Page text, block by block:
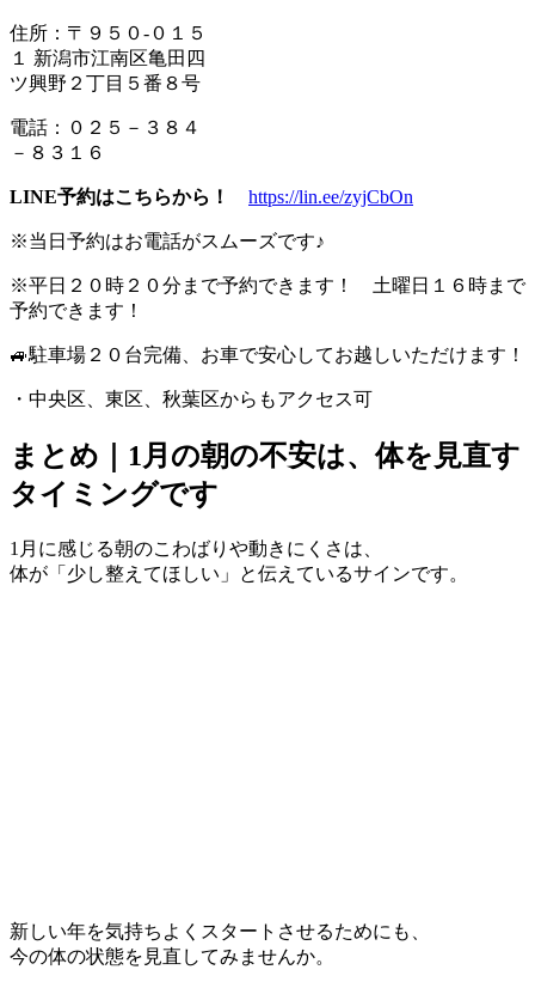
住所：〒９５０-０１５
１ 新潟市江南区亀田四
ツ興野２丁目５番８号
電話：０２５－３８４
－８３１６
LINE予約はこちらから！ https://lin.ee/zyjCbOn
※当日予約はお電話がスムーズです♪
※平日２０時２０分まで予約できます！ 土曜日１６時まで
予約できます！
🚙駐車場２０台完備、お車で安心してお越しいただけます！
・中央区、東区、秋葉区からもアクセス可
まとめ｜1月の朝の不安は、体を見直す
タイミングです
1月に感じる朝のこわばりや動きにくさは、
体が「少し整えてほしい」と伝えているサインです。
新しい年を気持ちよくスタートさせるためにも、
今の体の状態を見直してみませんか。